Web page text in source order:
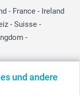
und andere
- France - Ireland
- Suisse -
-
inkl. MwSt. und zzgl.